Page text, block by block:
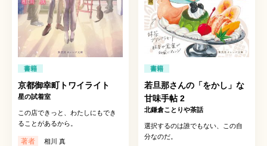
書籍
京都御幸町トワイライト
星の試着室
この店できっと、わたしにもでき
ることがあるから。
著者 相川 真
書籍
若旦那さんの「をかし」な
甘味手帖 2
北鎌倉ことりや茶話
選択するのは誰でもない、この自
分なのだ。